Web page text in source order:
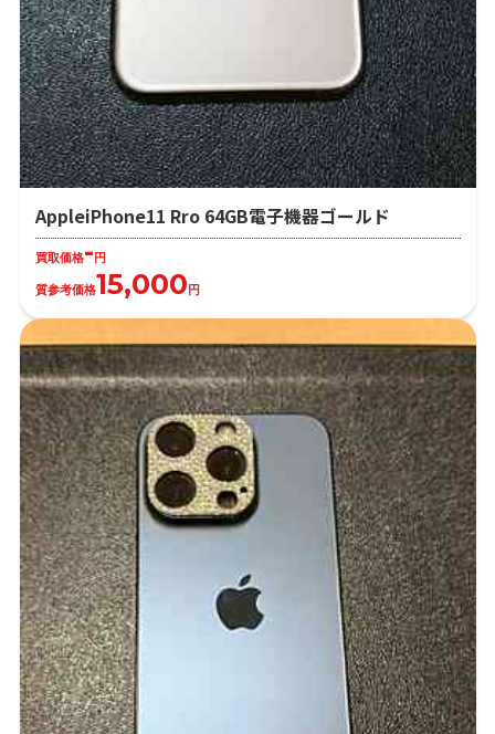
AppleiPhone11 Rro 64GB電子機器ゴールド
買取価格- 円
質参考価格15,000 円